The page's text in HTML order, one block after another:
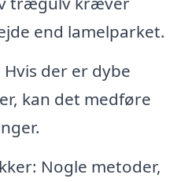
end lamelparket.
der er dybe
kan det medføre
Nogle metoder,